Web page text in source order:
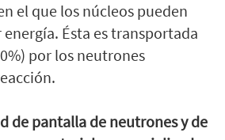
el que los núcleos pueden
Ésta es transportada
por los neutrones
de pantalla de neutrones y de